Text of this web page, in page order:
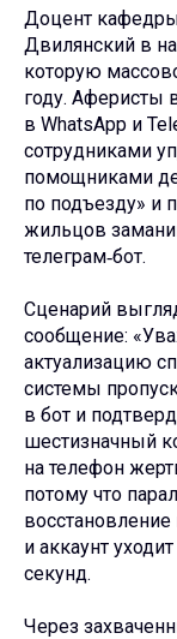
Доцент
Двилянский в
которую
году. Аферисты
в WhatsApp и
сотрудниками
помощниками
по подъезду» и
жильцов
телеграм‑бот.
Сценарий
сообщение:
актуализацию
системы
в бот и
шестизначный
на телефон
потому что
и аккаунт
секунд.
Через